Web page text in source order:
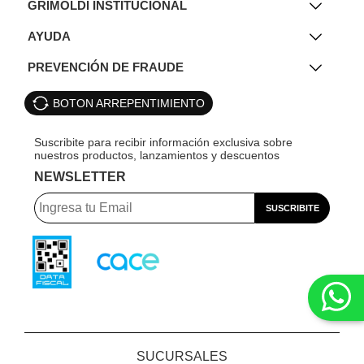
GRIMOLDI INSTITUCIONAL
AYUDA
PREVENCIÓN DE FRAUDE
SUCURSALES
BOTON ARREPENTIMIENTO
NEWSLETTER